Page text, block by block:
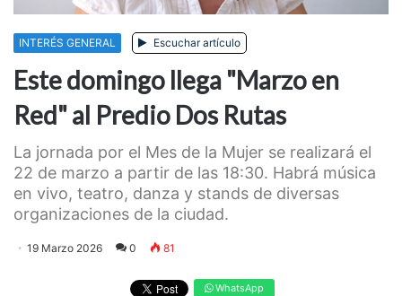
INTERÉS GENERAL Escuchar artículo
Este domingo llega "Marzo en
Red" al Predio Dos Rutas
La jornada por el Mes de la Mujer se realizará el
22 de marzo a partir de las 18:30. Habrá música
en vivo, teatro, danza y stands de diversas
organizaciones de la ciudad.
19 Marzo 2026 0 81
WhatsApp